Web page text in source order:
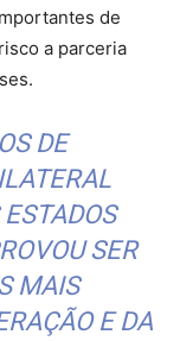
de
a parceria
DE
SER
MAIS
E DA